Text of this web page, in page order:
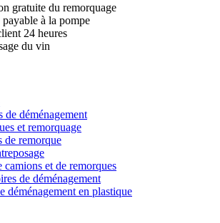
gratuite du remorquage
payable à la pompe
24 heures
du vin
de déménagement
et remorquage
de remorque
camions et de remorques
de déménagement
déménagement en plastique